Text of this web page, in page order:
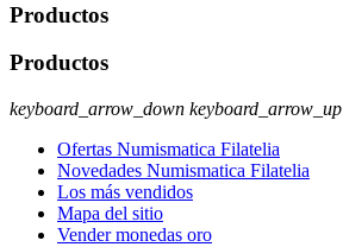
Productos
Productos
keyboard_arrow_down keyboard_arrow_up
Ofertas Numismatica Filatelia
Novedades Numismatica Filatelia
Los más vendidos
Mapa del sitio
Vender monedas oro